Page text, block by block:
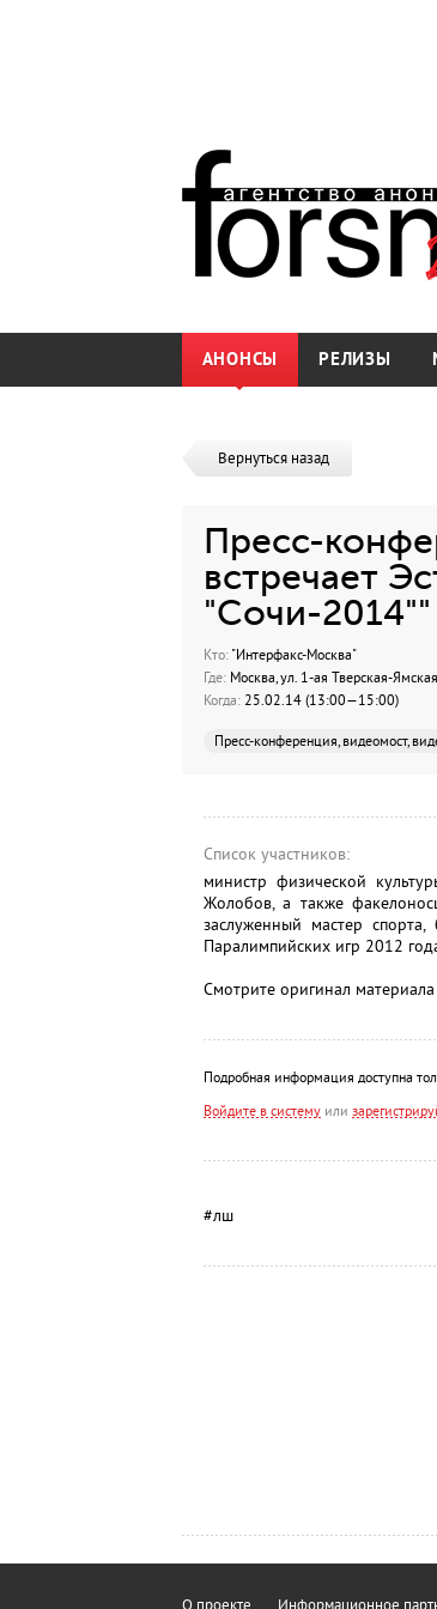
АНОНСЫ РЕЛИЗЫ
Вернуться назад
Пресс-
встречает
"Сочи-2014""
Кто:"Интерфакс-Москва"
Где:Москва, ул. 1-ая Тверская-
Когда:25.02.14 (13:00—15:00)
Пресс-конференция, видеомост,
Список участников:
министр физической
Жолобов, а также
заслуженный мастер
Паралимпийских игр 2012
Смотрите оригинал
Подробная информация доступна
Войдите в системуили
#лш